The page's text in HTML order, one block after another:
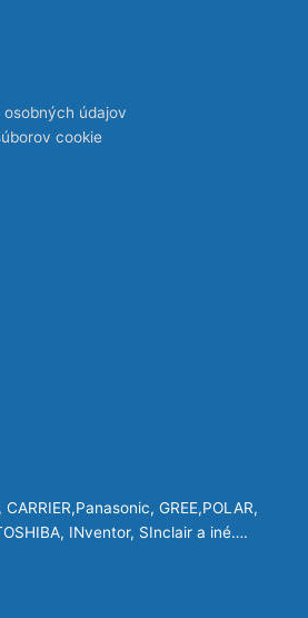
údajov
cookie
GREE,POLAR,
INventor, SInclair a iné….